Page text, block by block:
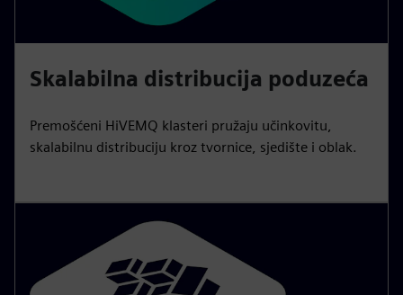
Skalabilna distribucija poduzeća
Premošćeni HiVEMQ klasteri pružaju učinkovitu,
skalabilnu distribuciju kroz tvornice, sjedište i oblak.